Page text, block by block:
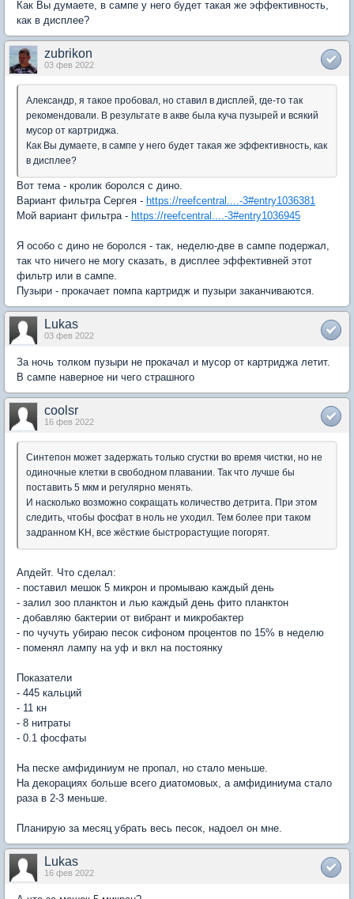
Как Вы думаете, в сампе у него будет такая же эффективность,
как в дисплее?
zubrikon
03 фев 2022
Александр, я такое пробовал, но ставил в дисплей, где-то так
рекомендовали. В результате в акве была куча пузырей и всякий
мусор от картриджа.
Как Вы думаете, в сампе у него будет такая же эффективность, как
в дисплее?
Вот тема - кролик боролся с дино.
Вариант фильтра Сергея - https://reefcentral....-3#entry1036381
Мой вариант фильтра - https://reefcentral....-3#entry1036945
Я особо с дино не боролся - так, неделю-две в сампе подержал,
так что ничего не могу сказать, в дисплее эффективней этот
фильтр или в сампе.
Пузыри - прокачает помпа картридж и пузыри заканчиваются.
Lukas
03 фев 2022
За ночь толком пузыри не прокачал и мусор от картриджа летит.
В сампе наверное ни чего страшного
coolsr
16 фев 2022
Синтепон может задержать только сгустки во время чистки, но не
одиночные клетки в свободном плавании. Так что лучше бы
поставить 5 мкм и регулярно менять.
И насколько возможно сокращать количество детрита. При этом
следить, чтобы фосфат в ноль не уходил. Тем более при таком
задранном KH, все жёсткие быстрорастущие погорят.
Апдейт. Что сделал:
- поставил мешок 5 микрон и промываю каждый день
- залил зоо планктон и лью каждый день фито планктон
- добавляю бактерии от вибрант и микробактер
- по чучуть убираю песок сифоном процентов по 15% в неделю
- поменял лампу на уф и вкл на постоянку
Показатели
- 445 кальций
- 11 кн
- 8 нитраты
- 0.1 фосфаты
На песке амфидиниум не пропал, но стало меньше.
На декорациях больше всего диатомовых, а амфидиниума стало
раза в 2-3 меньше.
Планирую за месяц убрать весь песок, надоел он мне.
Lukas
16 фев 2022